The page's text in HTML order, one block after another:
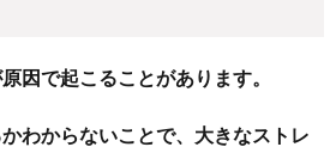
因で起こることがあります。
わからないことで、大きなストレ